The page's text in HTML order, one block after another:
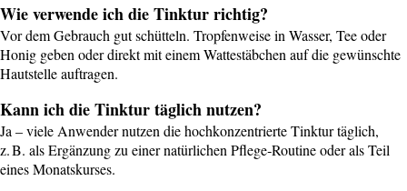
Wie verwende ich die Tinktur richtig?
Vor dem Gebrauch gut schütteln. Tropfenweise in Wasser, Tee oder
Honig geben oder direkt mit einem Wattestäbchen auf die gewünschte
Hautstelle auftragen.
Kann ich die Tinktur täglich nutzen?
Ja – viele Anwender nutzen die hochkonzentrierte Tinktur täglich,
z. B. als Ergänzung zu einer natürlichen Pflege‑Routine oder als Teil
eines Monatskurses.